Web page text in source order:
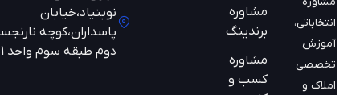
انتخاباتی،
آموزش
تخصصی
املاک و
مشاوره
برندینگ
مشاوره
کسب و
نوبنیاد،خیابان
پاسداران،کوچه نارنجستان
دوم طبقه سوم واحد 301